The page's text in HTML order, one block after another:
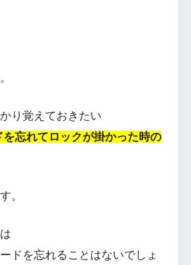
り覚えておきたい
を忘れてロックが掛かった時の
。
ドを忘れることはないでしょ